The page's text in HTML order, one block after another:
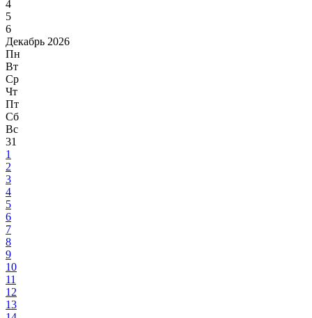
4
5
6
Декабрь 2026
Пн
Вт
Ср
Чт
Пт
Сб
Вс
31
1
2
3
4
5
6
7
8
9
10
11
12
13